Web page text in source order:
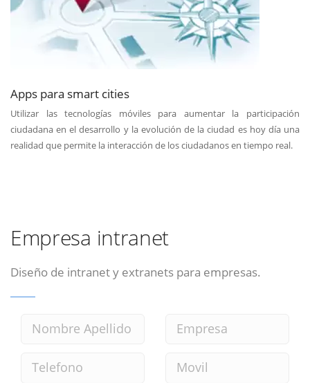
Apps para smart cities
Utilizar las tecnologías móviles para aumentar la participación
ciudadana en el desarrollo y la evolución de la ciudad es hoy día una
realidad que permite la interacción de los ciudadanos en tiempo real.
Empresa intranet
Diseño de intranet y extranets para empresas.